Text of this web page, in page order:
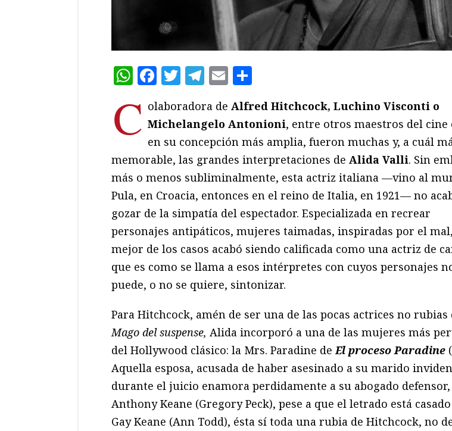
WhatsApp
Facebook
Twitter
Telegram
Email
C olaboradora de Alfred Hitchcock, Luchino Visconti o
Michelangelo Antonioni, entre otros maestros del cine
en su concepción más amplia, fueron muchas y, a cuál
memorable, las grandes interpretaciones de Alida Valli. Sin
más o menos subliminalmente, esta actriz italiana —vino al
Pula, en Croacia, entonces en el reino de Italia, en 1921— no
gozar de la simpatía del espectador. Especializada en recrear
personajes antipáticos, mujeres taimadas, inspiradas por el
mejor de los casos acabó siendo calificada como una actriz de
que es como se llama a esos intérpretes con cuyos personajes
puede, o no se quiere, sintonizar.
Para Hitchcock, amén de ser una de las pocas actrices no rubias
Mago del suspense, Alida incorporó a una de las mujeres más
del Hollywood clásico: la Mrs. Paradine deEl proceso Paradine
Aquella esposa, acusada de haber asesinado a su marido
durante el juicio enamora perdidamente a su abogado defensor,
Anthony Keane (Gregory Peck), pese a que el letrado está
Gay Keane (Ann Todd), ésta sí toda una rubia de Hitchcock, no